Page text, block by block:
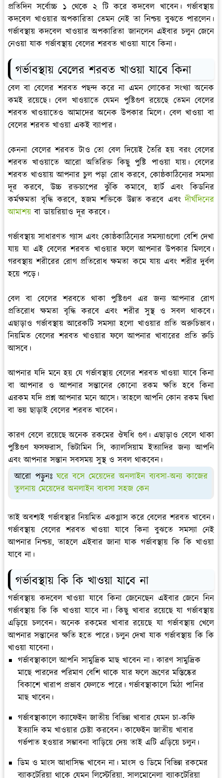
প্রতিদিন সর্বোচ্চ ১ থেকে ২ টি করে কদবেল খাবেন। গর্ভাবস্থায়
কদবেল খাওয়ার অপকারিতা তেমন নেই তা নিশ্চয় বুঝতে পারলেন।
গর্ভাবস্থায় কদবেল খাওয়ার অপকারিতা জানলেন এইবার চলুন জেনে
নেওয়া যাক গর্ভাবস্থায় বেলের শরবত খাওয়া যাবে কিনা।
গর্ভাবস্থায় বেলের শরবত খাওয়া যাবে কিনা
বেল বা বেলের শরবত পছন্দ করে না এমন লোকের সংখ্যা অনেক
কমই রয়েছে। বেল খাওয়াতে যেমন পুষ্টিগুণ রয়েছে তেমন বেলের
শরবত খাওয়াতেও আমাদের অনেক উপকার মিলে। বেল খাওয়া বা
বেলের শরবত খাওয়া একই ব্যাপার।
কেননা বেলের শরবত টাও তো বেল দিয়েই তৈরি হয় বরং বেলের
শরবত খাওয়াতে আরো অতিরিক্ত কিছু পুষ্টি পাওয়া যায়। বেলের
শরবত খাওয়ায় আপনার চুল পড়া রোধ করবে, কোষ্ঠকাঠিন্যের সমস্যা
দূর করবে, উচ্চ রক্তচাপের ঝুঁকি কমাবে, হার্ট এবং কিডনির
কর্মক্ষমতা বৃদ্ধি করবে, হজম শক্তিকে উন্নত করবে এবংদীর্ঘদিনের
আমাশয় বা ডায়রিয়াও দূর করবে।
গর্ভাবস্থায় সাধারণত গ্যাস এবং কোষ্ঠকাঠিন্যের সমস্যাগুলো বেশি দেখা
যায় যা এই বেলের শরবত খাওয়ার ফলে আপনার উপকার মিলবে।
গরবস্থায় শরীরের রোগ প্রতিরোধ ক্ষমতা কমে যায় এবং শরীর দুর্বল
হয়ে পড়ে।
বেল বা বেলের শরবতে থাকা পুষ্টিগুণ এর জন্য আপনার রোগ
প্রতিরোধ ক্ষমতা বৃদ্ধি করবে এবং শরীর সুস্থ ও সবল থাকবে।
এছাড়াও গর্ভাবস্থায় আরেকটি সমস্যা হলো খাওয়ার প্রতি অরুচিভাব।
নিয়মিত বেলের শরবত খাওয়ার ফলে আপনার খাবারের প্রতি রুচি
আসবে।
আপনার যদি মনে হয় যে গর্ভাবস্থায় বেলের শরবত খাওয়া যাবে কিনা
বা আপনার ও আপনার সন্তানের কোনো রকম ক্ষতি হবে কিনা
এরকম যদি প্রশ্ন আপনার মনে আসে। তাহলে আপনি কোন রকম দ্বিধা
বা ভয় ছাড়াই বেলের শরবত খাবেন।
কারণ বেলে রয়েছে অনেক রকমের ঔষধি গুণ। এছাড়াও বেলে থাকা
পুষ্টিগুণ ফসফরাস, ভিটামিন সি, ক্যালসিয়াম ইত্যাদির জন্য আপনি
এবং আপনার সন্তান সবসময় সুস্থ ও সবল থাকবেন।
আরো পড়ুনঃঘরে বসে মেয়েদের অনলাইন ব্যবসা-অন্য কাজের
তুলনায় মেয়েদের অনলাইন ব্যবসা সহজ কেন
তাই অবশ্যই গর্ভাবস্থার নিয়মিত একগ্লাস করে বেলের শরবত খাবেন।
গর্ভাবস্থায় বেলের শরবত খাওয়া যাবে কিনা বুঝতে সমস্যা নেই
আপনার নিশ্চয়, তাহলে এইবার জানা যাক গর্ভাবস্থায় কি কি খাওয়া
যাবে না।
গর্ভাবস্থায় কি কি খাওয়া যাবে না
গর্ভাবস্থায় কদবেল খাওয়া যাবে কিনা জেনেছেন এইবার জেনে নিন
গর্ভাবস্থায় কি কি খাওয়া যাবে না। কিছু খাবার রয়েছে যা গর্ভাবস্থায়
এড়িয়ে চলবেন। অনেক রকমের খাবার রয়েছে যা গর্ভাবস্থায় খেলে
আপনার সন্তানের ক্ষতি হতে পারে। চলুন দেখা যাক গর্ভাবস্থায় কি কি
খাওয়া যাবেনা।
গর্ভাবস্থাকালে আপনি সামুদ্রিক মাছ খাবেন না। কারণ সামুদ্রিক
মাছে পারদের পরিমাণ বেশি থাকে যার ফলে ভ্রূণের মস্তিষ্কের
বিকাশে খারাপ প্রভাব ফেলতে পারে। গর্ভাবস্থাকালে মিঠা পানির
মাছ খাবেন।
গর্ভাবস্থাকালে ক্যাফেইন জাতীয় বিভিন্ন খাবার যেমন চা-কফি
ইত্যাদি কম খাওয়ার চেষ্টা করবেন। কাফেইন জাতীয় খাবার
গর্ভপাত হওয়ার সম্ভাবনা বাড়িয়ে দেয় তাই এটি এড়িয়ে চলুন।
ডিম ও মাংস আধাসিদ্ধ খাবেন না। মাংস ও ডিমে বিভিন্ন রকমের